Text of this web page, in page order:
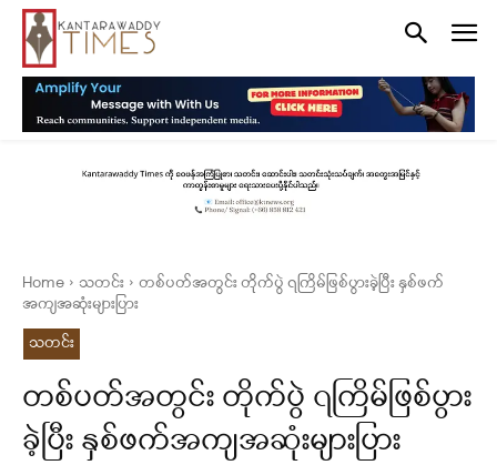
Home သတင်း
တစ်ပတ်အတွင်း တိုက်ပွဲ ၇ကြိမ်ဖြစ်ပွားခဲ့ပြီး နှစ်ဖက်
အကျအဆုံးများပြား
သတင်း
တစ်ပတ်အတွင်း တိုက်ပွဲ ၇ကြိမ်ဖြစ်ပွား
ခဲ့ပြီး နှစ်ဖက်အကျအဆုံးများပြား